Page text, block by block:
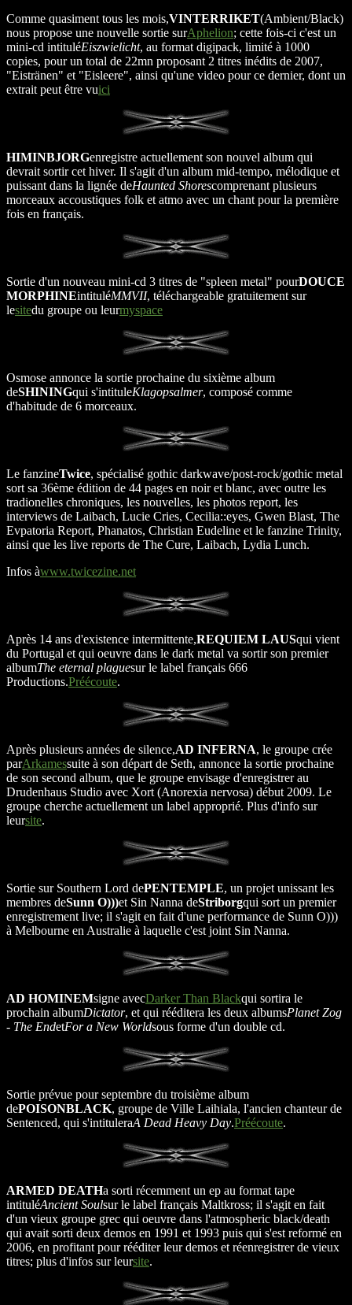
Comme quasiment tous les mois,VINTERRIKET(Ambient/Black)
nous propose une nouvelle sortie surAphelion; cette fois-ci c'est un
mini-cd intituléEiszwielicht, au format digipack, limité à 1000
copies, pour un total de 22mn proposant 2 titres inédits de 2007,
"Eistränen" et "Eisleere", ainsi qu'une video pour ce dernier, dont un
extrait peut être vuici
HIMINBJORGenregistre actuellement son nouvel album qui
devrait sortir cet hiver. Il s'agit d'un album mid-tempo, mélodique et
puissant dans la lignée deHaunted Shorescomprenant plusieurs
morceaux accoustiques folk et atmo avec un chant pour la première
fois en français.
Sortie d'un nouveau mini-cd 3 titres de "spleen metal" pourDOUCE
MORPHINEintituléMMVII, téléchargeable gratuitement sur
lesitedu groupe ou leurmyspace
Osmose annonce la sortie prochaine du sixième album
deSHININGqui s'intituleKlagopsalmer, composé comme
d'habitude de 6 morceaux.
Le fanzineTwice, spécialisé gothic darkwave/post-rock/gothic metal
sort sa 36ème édition de 44 pages en noir et blanc, avec outre les
tradionelles chroniques, les nouvelles, les photos report, les
interviews de Laibach, Lucie Cries, Cecilia::eyes, Gwen Blast, The
Evpatoria Report, Phanatos, Christian Eudeline et le fanzine Trinity,
ainsi que les live reports de The Cure, Laibach, Lydia Lunch.
Infos àwww.twicezine.net
Après 14 ans d'existence intermittente,REQUIEM LAUSqui vient
du Portugal et qui oeuvre dans le dark metal va sortir son premier
albumThe eternal plaguesur le label français 666
Productions.Préécoute.
Après plusieurs années de silence,AD INFERNA, le groupe crée
parArkamessuite à son départ de Seth, annonce la sortie prochaine
de son second album, que le groupe envisage d'enregistrer au
Drudenhaus Studio avec Xort (Anorexia nervosa) début 2009. Le
groupe cherche actuellement un label approprié. Plus d'info sur
leursite.
Sortie sur Southern Lord dePENTEMPLE, un projet unissant les
membres deSunn O)))et Sin Nanna deStriborgqui sort un premier
enregistrement live; il s'agit en fait d'une performance de Sunn O)))
à Melbourne en Australie à laquelle c'est joint Sin Nanna.
AD HOMINEMsigne avecDarker Than Blackqui sortira le
prochain albumDictator, et qui rééditera les deux albumsPlanet Zog
- The EndetFor a New Worldsous forme d'un double cd.
Sortie prévue pour septembre du troisième album
dePOISONBLACK, groupe de Ville Laihiala, l'ancien chanteur de
Sentenced, qui s'intituleraA Dead Heavy Day.Préécoute.
ARMED DEATHa sorti récemment un ep au format tape
intituléAncient Soulsur le label français Maltkross; il s'agit en fait
d'un vieux groupe grec qui oeuvre dans l'atmospheric black/death
qui avait sorti deux demos en 1991 et 1993 puis qui s'est reformé en
2006, en profitant pour rééditer leur demos et réenregistrer de vieux
titres; plus d'infos sur leursite.